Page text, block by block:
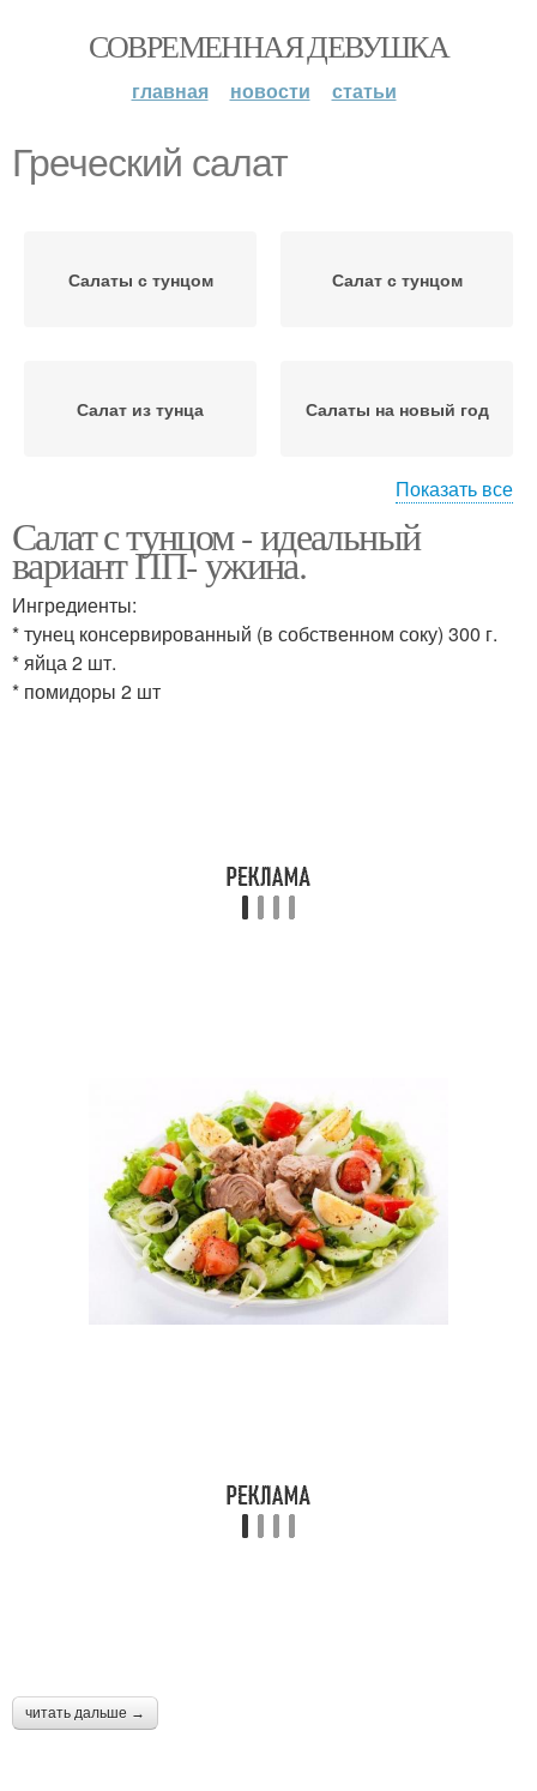
СОВРЕМЕННАЯ ДЕВУШКА
главная новости статьи
Греческий салат
Салаты с тунцом Салат с тунцом
Салат из тунца Салаты на новый год
Диетические салаты
Салаты для
новогоднего стола
Вкусный салат
Диетический салат
Показать все
Салат с тунцом - идеальный
вариант ПП- ужина.
Ингредиенты:
* тунец консервированный (в собственном соку) 300 г.
* яйца 2 шт.
* помидоры 2 шт
читать дальше →